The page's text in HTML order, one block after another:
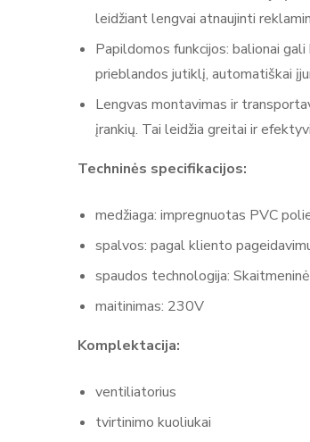
leidžiant lengvai atnaujinti
Papildomos funkcijos: balionai
prieblandos jutiklį, automatiškai
Lengvas montavimas ir
įrankių. Tai leidžia greitai ir
Techninės specifikacijos:
medžiaga: impregnuotas PVC
spalvos: pagal kliento
spaudos technologija:
maitinimas: 230V​
Komplektacija:
ventiliatorius​
tvirtinimo kuoliukai​